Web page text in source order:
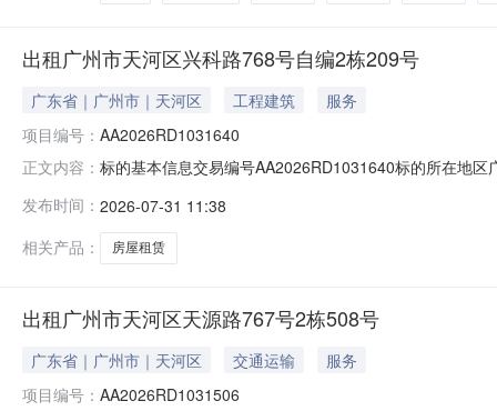
出租广州市天河区兴科路768号自编2栋209号
广东省｜广州市｜天河区 工程建筑
服务
项目编号： AA2026RD1031640
正文内容： 标的基本信息交易编号AA2026RD1031640标的所在地
2028-10-31免租期限无标的权证信息产权人(业主姓名)
发布时间： 2026-07-31 11:38
相关产品：
房屋租赁
出租广州市天河区天源路767号2栋508号
广东省｜广州市｜天河区 交通运输
服务
项目编号： AA2026RD1031506